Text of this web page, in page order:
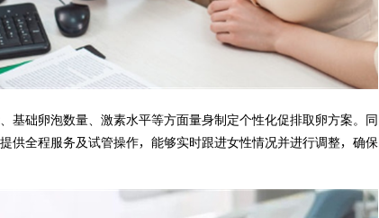
基础卵泡数量、激素水平等方面量身制定个性化促排取卵方案。同
供全程服务及试管操作，能够实时跟进女性情况并进行调整，确保